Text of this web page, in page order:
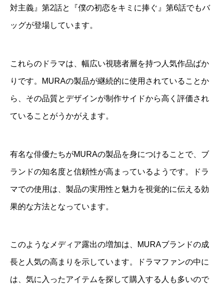
対主義』第2話と『僕の初恋をキミに捧ぐ』第6話でもバ
ッグが登場しています。
これらのドラマは、幅広い視聴者層を持つ人気作品ばか
りです。MURAの製品が継続的に使用されていることか
ら、その品質とデザインが制作サイドから高く評価され
ていることがうかがえます。
有名な俳優たちがMURAの製品を身につけることで、ブ
ランドの知名度と信頼性が高まっているようです。ドラ
マでの使用は、製品の実用性と魅力を視覚的に伝える効
果的な方法となっています。
このようなメディア露出の増加は、MURAブランドの成
長と人気の高まりを示しています。ドラマファンの中に
は、気に入ったアイテムを探して購入する人も多いので